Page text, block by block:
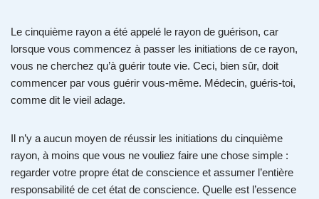
Le cinquième rayon a été appelé le rayon de guérison, car
lorsque vous commencez à passer les initiations de ce rayon,
vous ne cherchez qu’à guérir toute vie. Ceci, bien sûr, doit
commencer par vous guérir vous-même. Médecin, guéris-toi,
comme dit le vieil adage.
Il n’y a aucun moyen de réussir les initiations du cinquième
rayon, à moins que vous ne vouliez faire une chose simple :
regarder votre propre état de conscience et assumer l’entière
responsabilité de cet état de conscience. Quelle est l’essence